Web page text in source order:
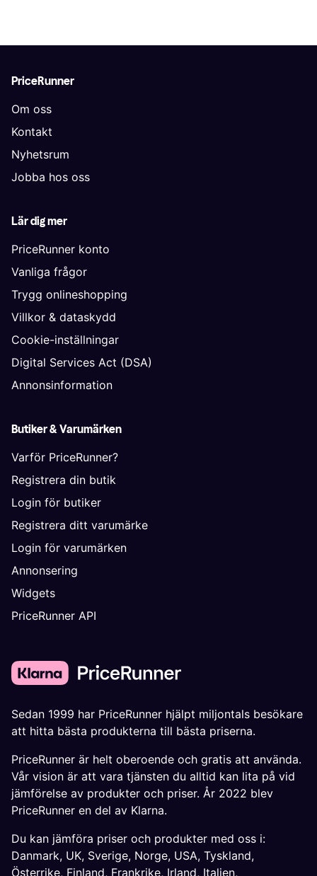
PriceRunner
Om oss
Kontakt
Nyhetsrum
Jobba hos oss
Lär dig mer
PriceRunner konto
Vanliga frågor
Trygg onlineshopping
Villkor & dataskydd
Cookie-inställningar
Digital Services Act (DSA)
Annonsinformation
Butiker & Varumärken
Varför PriceRunner?
Registrera din butik
Login för butiker
Registrera ditt varumärke
Login för varumärken
Annonsering
Widgets
PriceRunner API
Sedan 1999 har PriceRunner hjälpt miljontals besökare
att hitta bästa produkterna till bästa priserna.
PriceRunner är helt oberoende och gratis att använda.
Vår vision är att vara tjänsten du alltid kan lita på vid
jämförelse av produkter och priser. År 2022 blev
PriceRunner en del av Klarna.
Du kan jämföra priser och produkter med oss i:
Danmark, UK, Sverige, Norge, USA, Tyskland,
Österrike, Finland, Frankrike, Irland, Italien,